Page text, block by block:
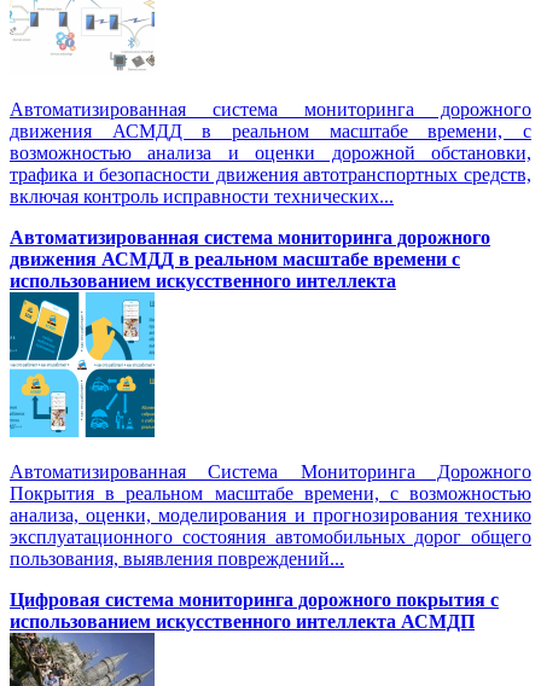
Автоматизированная система мониторинга дорожного
движения АСМДД в реальном масштабе времени, с
возможностью анализа и оценки дорожной обстановки,
трафика и безопасности движения автотранспортных средств,
включая контроль исправности технических...
Автоматизированная cистема мониторинга дорожного
движения АСМДД в реальном масштабе времени с
использованием искусственного интеллекта
Автоматизированная Система Мониторинга Дорожного
Покрытия в реальном масштабе времени, с возможностью
анализа, оценки, моделирования и прогнозирования технико
эксплуатационного состояния автомобильных дорог общего
пользования, выявления повреждений...
Цифровая система мониторинга дорожного покрытия с
использованием искусственного интеллекта АСМДП